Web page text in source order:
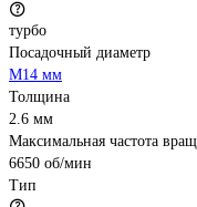
турбо
Посадочный диаметр
М14 мм
Толщина
2.6 мм
Максимальная частота
6650 об/мин
Тип